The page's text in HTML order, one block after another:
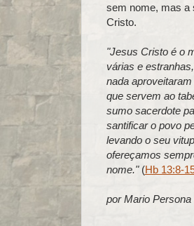
sem nome, mas a
Cristo.
"Jesus Cristo é o
várias e
nada
que servem ao
sumo sacerdote
santificar o povo
levando o seu
ofereçamos
nome."(Hb 13:8-
por Mario Persona